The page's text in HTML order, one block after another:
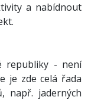
a nabídnout
republiky - není
je zde celá řada
např. jaderných